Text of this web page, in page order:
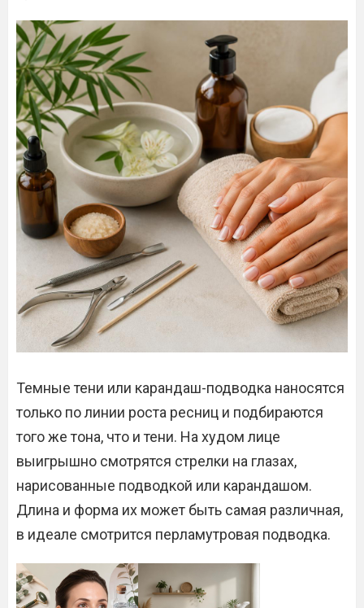
Темные тени или карандаш-подводка наносятся
только по линии роста ресниц и подбираются
того же тона, что и тени. На худом лице
выигрышно смотрятся стрелки на глазах,
нарисованные подводкой или карандашом.
Длина и форма их может быть самая различная,
в идеале смотрится перламутровая подводка.